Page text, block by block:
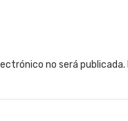
no será publicada.